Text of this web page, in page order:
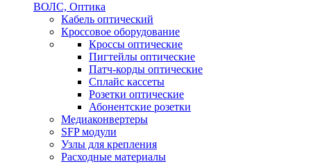
ВОЛС, Оптика
Кабель оптический
Кроссовое оборудование
Кроссы оптические
Пигтейлы оптические
Патч-корды оптические
Сплайс кассеты
Розетки оптические
Абонентские розетки
Медиаконвертеры
SFP модули
Узлы для крепления
Расходные материалы